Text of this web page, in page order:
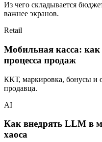
Из чего складывается
важнее экранов.
Retail
Мобильная касса: как
процесса продаж
ККТ, маркировка, бонусы и
продавца.
AI
Как внедрять LLM в
хаоса